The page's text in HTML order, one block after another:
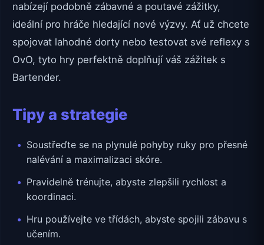
nabízejí podobně zábavné a poutavé zážitky,
ideální pro hráče hledající nové výzvy. Ať už chcete
spojovat lahodné dorty nebo testovat své reflexy s
OvO, tyto hry perfektně doplňují váš zážitek s
Bartender.
Tipy a strategie
Soustřeďte se na plynulé pohyby ruky pro přesné
nalévání a maximalizaci skóre.
Pravidelně trénujte, abyste zlepšili rychlost a
koordinaci.
Hru používejte ve třídách, abyste spojili zábavu s
učením.